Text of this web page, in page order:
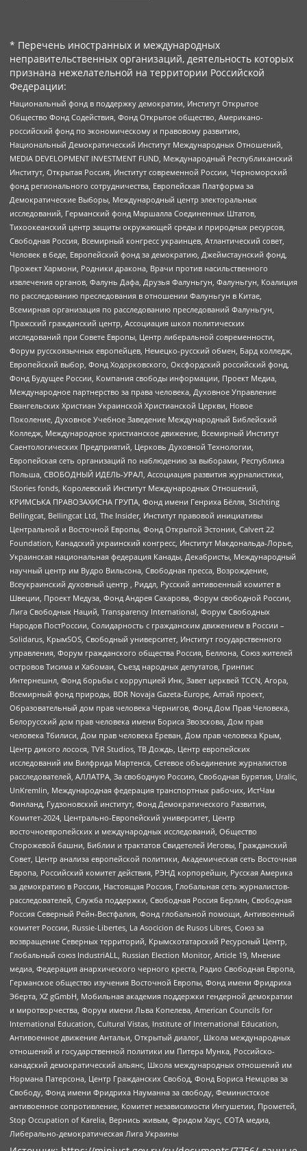
* Перечень иностранных и международных
неправительственных организаций, деятельность которых
признана нежелательной на территории Российской
Федерации:
Национальный фонд в поддержку демократии, Институт Открытое
Общество Фонд Содействия, Фонд Открытое общество, Американо-
российский фонд по экономическому и правовому развитию,
Национальный Демократический Институт Международных Отношений,
MEDIA DEVELOPMENT INVESTMENT FUND, Международный Республиканский
Институт, Открытая Россия, Институт современной России, Черноморский
фонд регионального сотрудничества, Европейская Платформа за
Демократические Выборы, Международный центр электоральных
исследований, Германский фонд Маршалла Соединенных Штатов,
Тихоокеанский центр защиты окружающей среды и природных ресурсов,
Свободная Россия, Всемирный конгресс украинцев, Атлантический совет,
Человек в беде, Европейский фонд за демократию, Джеймстаунский фонд,
Прожект Хармони, Родники дракона, Врачи против насильственного
извлечения органов, Фалунь Дафа, Друзья Фалуньгун, Фалуньгун, Коалиция
по расследованию преследования в отношении Фалуньгун в Китае,
Всемирная организация по расследованию преследований Фалуньгун,
Пражский гражданский центр, Ассоциация школ политических
исследований при Совете Европы, Центр либеральной современности,
Форум русскоязычных европейцев, Немецко-русский обмен, Бард колледж,
Европейский выбор, Фонд Ходорковского, Оксфордский российский фонд,
Фонд Будущее России, Компания свободы информации, Проект Медиа,
Международное партнерство за права человека, Духовное Управление
Евангельских Христиан Украинской Христианской Церкви, Новое
Поколение, Духовное Учебное Заведение Международный Библейский
Колледж, Международное христианское движение, Всемирный Институт
Саентологических Предприятий, Церковь Духовной Технологии,
Европейская сеть организаций по наблюдению за выборами, Республика
Польша, СВОБОДНЫЙ ИДЕЛЬ-УРАЛ, Ассоциация развития журналистики,
IStories fonds, Королевский Институт Международных Отношений,
КРИМСЬКА ПРАВОЗАХИСНА ГРУПА, Фонд имени Генриха Бёлля, Stichting
Bellingcat, Bellingcat Ltd, The Insider, Институт правовой инициативы
Центральной и Восточной Европы, Фонд Открытой Эстонии, Calvert 22
Foundation, Канадский украинский конгресс, Институт Макдональда-Лорье,
Украинская национальная федерация Канады, Декабристы, Международный
научный центр им Вудро Вильсона, Свободная пресса, Возрождение,
Всеукраинский духовный центр , Риддл, Русский антивоенный комитет в
Швеции, Проект Медуза, Фонд Андрея Сахарова, Форум свободной России,
Лига Свободных Наций, Transparеncy International, Форум Свободных
Народов ПостРоссии, Солидарность с гражданским движением в России –
Solidarus, КрымSOS, Свободный университет, Институт государственного
управления, Форум гражданского общества Россия, Беллона, Союз жителей
островов Тисима и Хабомаи, Съезд народных депутатов, Гринпис
Интернешнл, Фонд борьбы с коррупцией Инк, Завет церквей TCCN, Агора,
Всемирный фонд природы, BDR Novaja Gazeta-Europe, Алтай проект,
Образовательный дом прав человека Чернигов, Фонд Дом Прав Человека,
Белорусский дом прав человека имени Бориса Звозскова, Дом прав
человека Тбилиси, Дом прав человека Ереван, Дом прав человека Крым,
Центр дикого лосося, TVR Studios, ТВ Дождь, Центр европейских
исследований им Вилфрида Мартенса, Сетевое объединение журналистов
расследователей, АЛЛАТРА, За свободную Россию, Свободная Бурятия, Uralic,
UnKremlin, Международная федерация транспортных рабочих, ИстЧам
Финланд, Гудзоновский институт, Фонд Демократического Развития,
Комитет-2024, Центрально-Европейский университет, Центр
восточноевропейских и международных исследований, Общество
Сторожевой башни, Библии и трактатов Свидетелей Иеговы, Гражданский
Совет, Центр анализа европейской политики, Академическая сеть Восточная
Европа, Российский комитет действия, РЭНД корпорейшн, Русская Америка
за демократию в России, Настоящая Россия, Глобальная сеть журналистов-
расследователей, Служба поддержки, Свободная Россия Берлин, Свободная
Россия Северный Рейн-Вестфалия, Фонд глобальной помощи, Антивоенный
комитет России, Russie-Libertes, La Asocicion de Rusos Libres, Союз за
возвращение Северных территорий, Крымскотатарский Ресурсный Центр,
Глобальный союз IndustriALL, Russian Election Monitor, Article 19, Мнение
медиа, Федерация анархического черного креста, Радио Свободная Европа,
Германское общество изучения Восточной Европы, Фонд имени Фридриха
Эберта, XZ gGmbH, Мобильная академия поддержки гендерной демократии
и миротворчества, Форум имени Льва Копелева, American Councils for
International Education, Cultural Vistas, Institute of International Education,
Антивоенное движение Антальи, Открытый диалог, Школа международных
отношений и государственной политики им Питера Мунка, Российско-
канадский демократический альянс, Школа международных отношений им
Нормана Патерсона, Центр Гражданских Свобод, Фонд Бориса Немцова за
Свободу, Фонд имени Фридриха Науманна за свободу, Феминистское
антивоенное сопротивление, Комитет независимости Ингушетии, Прометей,
Stop Occupation of Karelia, Вернись живым, Фридом Хаус, СОТА медиа,
Либерально-демократическая Лига Украины